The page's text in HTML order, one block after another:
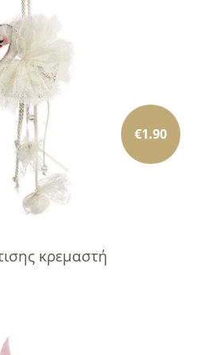
κρεμαστή
€1.90